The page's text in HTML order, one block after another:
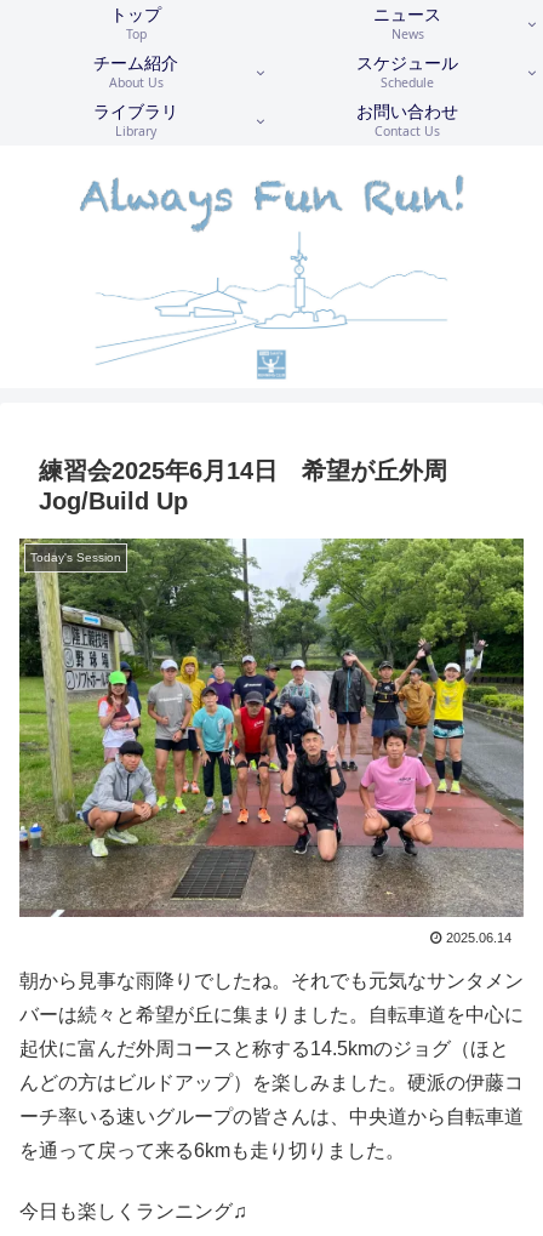
トップ
Top
ニュース
News
チーム紹介
About Us
スケジュール
Schedule
ライブラリ
Library
お問い合わせ
Contact Us
練習会2025年6月14日 希望が丘外周
Jog/Build Up
Today's Session
2025.06.14
朝から見事な雨降りでしたね。それでも元気なサンタメン
バーは続々と希望が丘に集まりました。自転車道を中心に
起伏に富んだ外周コースと称する14.5kmのジョグ（ほと
んどの方はビルドアップ）を楽しみました。硬派の伊藤コ
ーチ率いる速いグループの皆さんは、中央道から自転車道
を通って戻って来る6kmも走り切りました。
今日も楽しくランニング♫